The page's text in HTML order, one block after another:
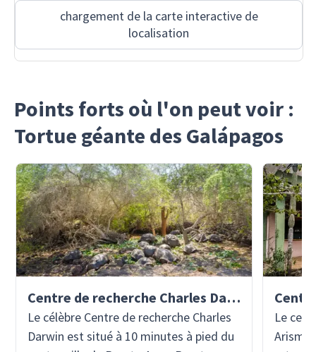
chargement de la carte interactive de
localisation
Points forts où l'on peut voir :
Tortue géante des Galápagos
Centre de recherche Charles Darwin
Le célèbre Centre de recherche Charles
Darwin est situé à 10 minutes à pied du
Le